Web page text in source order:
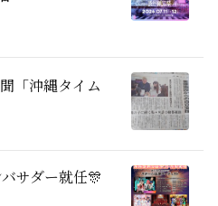
「沖縄タイム
サダー就任🎊